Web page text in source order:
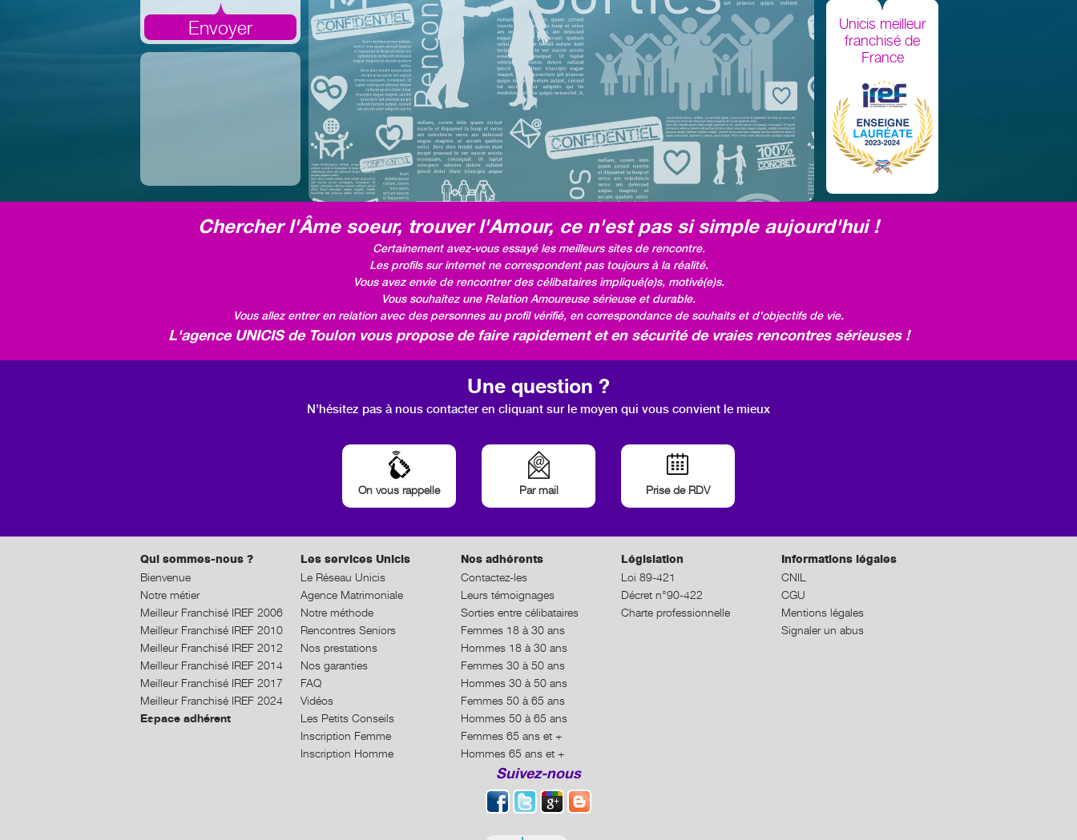
Unicis meilleur
franchisé de
France
Chercher l'Âme soeur, trouver l'Amour, ce n'est pas si simple aujourd'hui !
Certainement avez-vous essayé les meilleurs sites de rencontre.
Les profils sur internet ne correspondent pas toujours à la réalité.
Vous avez envie de rencontrer des célibataires impliqué(e)s, motivé(e)s.
Vous souhaitez une Relation Amoureuse sérieuse et durable.
Vous allez entrer en relation avec des personnes au profil vérifié, en correspondance de souhaits et d'objectifs de vie.
L'agence UNICIS de Toulon vous propose de faire rapidement et en sécurité de vraies rencontres sérieuses !
Une question ?
N’hésitez pas à nous contacter en cliquant sur le moyen qui vous convient le mieux
On vous rappelle Par mail Prise de RDV
Qui sommes-nous ?
Bienvenue
Notre métier
Meilleur Franchisé IREF 2006
Meilleur Franchisé IREF 2010
Meilleur Franchisé IREF 2012
Meilleur Franchisé IREF 2014
Meilleur Franchisé IREF 2017
Meilleur Franchisé IREF 2024
Espace adhérent
Les services Unicis
Le Réseau Unicis
Agence Matrimoniale
Notre méthode
Rencontres Seniors
Nos prestations
Nos garanties
FAQ
Vidéos
Les Petits Conseils
Inscription Femme
Inscription Homme
Nos adhérents
Contactez-les
Leurs témoignages
Sorties entre célibataires
Femmes 18 à 30 ans
Hommes 18 à 30 ans
Femmes 30 à 50 ans
Hommes 30 à 50 ans
Femmes 50 à 65 ans
Hommes 50 à 65 ans
Femmes 65 ans et +
Hommes 65 ans et +
Législation
Loi 89-421
Décret n°90-422
Charte professionnelle
Informations légales
CNIL
CGU
Mentions légales
Signaler un abus
Suivez-nous